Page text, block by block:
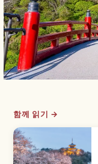
함께 읽기 →